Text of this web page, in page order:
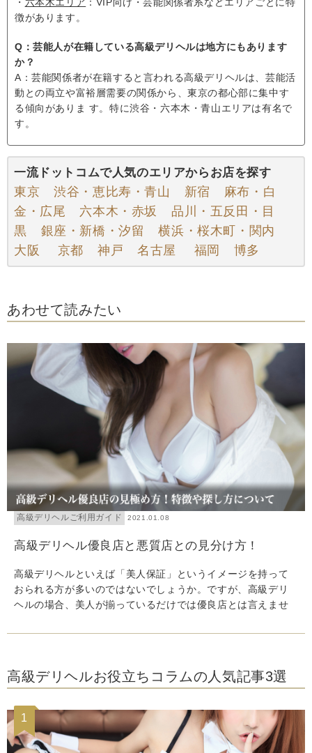
・ 六本木エリア ：VIP向け・芸能関係者系などエリアごとに特
徴があります。
Q：芸能人が在籍している高級デリヘルは地方にもあります
か？
A：芸能関係者が在籍すると言われる高級デリヘルは、芸能活
動との両立や富裕層需要の関係から、東京の都心部に集中す
る傾向がありま す。特に渋谷・六本木・青山エリアは有名で
す。
一流ドットコムで人気のエリアからお店を探す
東京 渋谷・恵比寿・青山 新宿
麻布・白
金・広尾
六本木・赤坂
品川・五反田・目
黒
銀座・新橋・汐留
横浜・桜木町・関内
大阪
京都 神戸 名古屋 福岡 博多
あわせて読みたい
高級デリヘルご利用ガイド 2021.01.08
高級デリヘル優良店と悪質店との見分け方！
高級デリヘルといえば「美人保証」というイメージを持って
おられる方が多いのではないでしょうか。ですが、高級デリ
ヘルの場合、美人が揃っているだけでは優良店とは言えませ
の探し方についてご紹介します。
高級デリヘルお役立ちコラムの人気記事3選
1